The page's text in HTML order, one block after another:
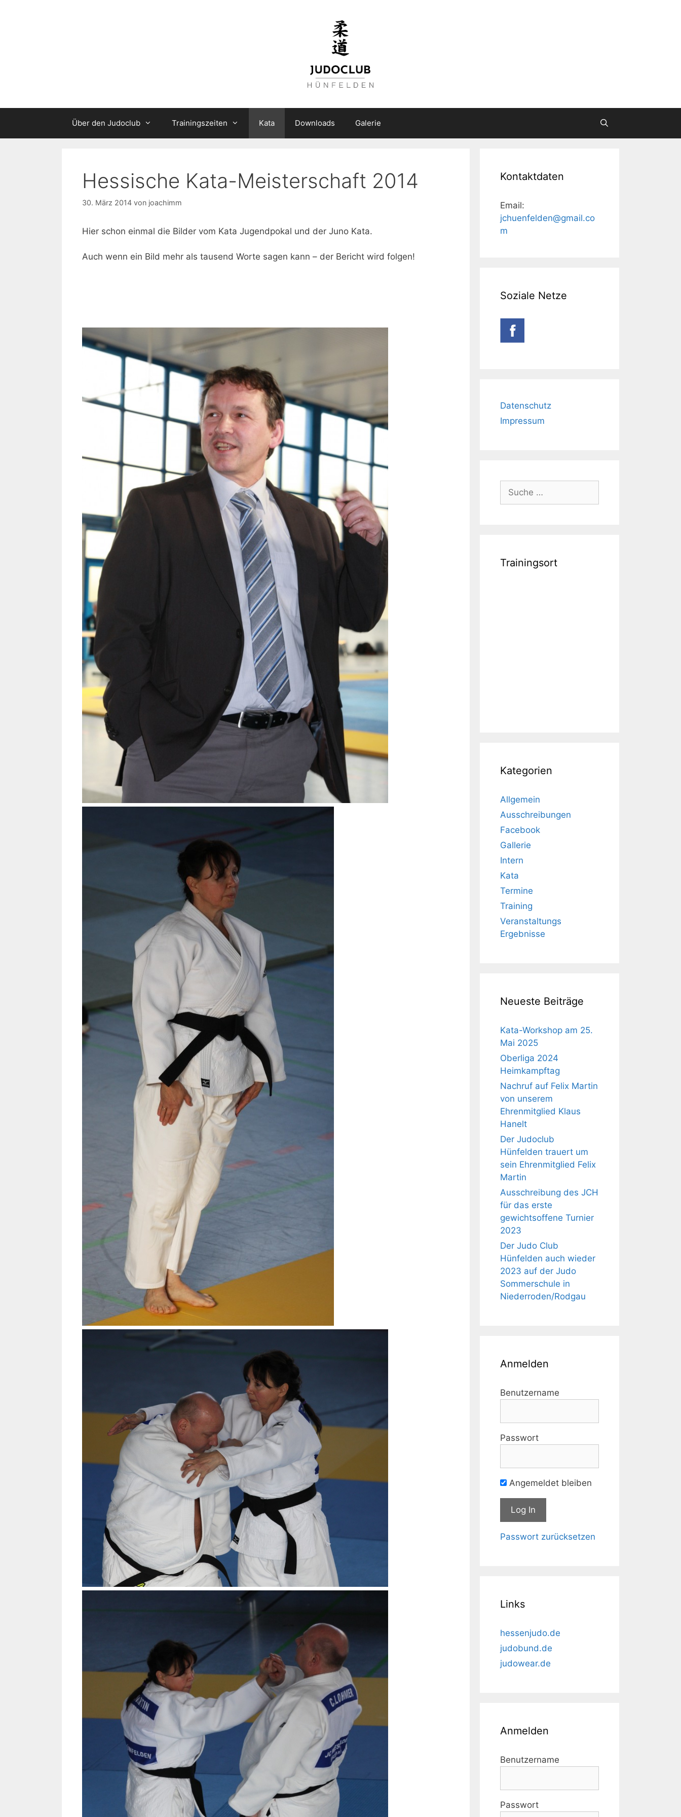
Über den Judoclub Trainingszeiten Kata Downloads Galerie
Hessische Kata-Meisterschaft 2014
30. März 2014 von joachimm
Hier schon einmal die Bilder vom Kata Jugendpokal und der Juno Kata.
Auch wenn ein Bild mehr als tausend Worte sagen kann – der Bericht wird folgen!
Kontaktdaten
Email:
jchuenfelden@gmail.co
m
Soziale Netze
Datenschutz
Impressum
Suche
nach:
Trainingsort
Kategorien
Allgemein
Ausschreibungen
Facebook
Gallerie
Intern
Kata
Termine
Training
Veranstaltungs
Ergebnisse
Neueste Beiträge
Kata-Workshop am 25.
Mai 2025
Oberliga 2024
Heimkampftag
Nachruf auf Felix Martin
von unserem
Ehrenmitglied Klaus
Hanelt
Der Judoclub
Hünfelden trauert um
sein Ehrenmitglied Felix
Martin
Ausschreibung des JCH
für das erste
gewichtsoffene Turnier
2023
Der Judo Club
Hünfelden auch wieder
2023 auf der Judo
Sommerschule in
Niederroden/Rodgau
Anmelden
Benutzername
Passwort
Angemeldet bleiben
Passwort zurücksetzen
Links
hessenjudo.de
judobund.de
judowear.de
Anmelden
Benutzername
Passwort